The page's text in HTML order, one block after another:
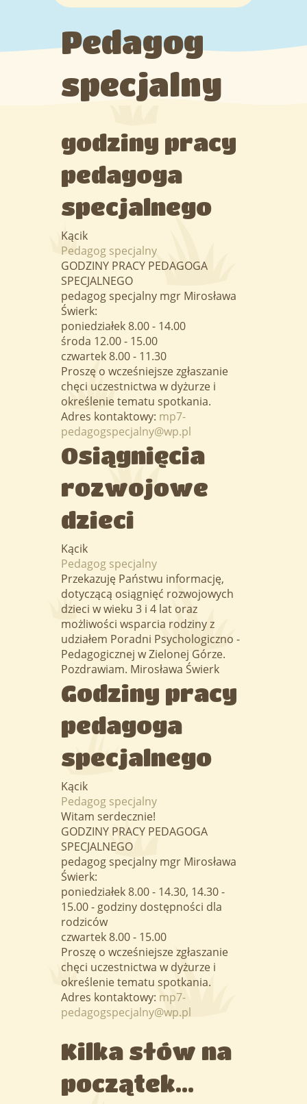
Adaptacja
Kąciki
Grupy
Galeria
Pedagog
specjalny
godziny pracy
pedagoga
specjalnego
Kącik
Pedagog specjalny
GODZINY PRACY PEDAGOGA
SPECJALNEGO
pedagog specjalny mgr Mirosława
Świerk:
poniedziałek 8.00 - 14.00
środa 12.00 - 15.00
czwartek 8.00 - 11.30
Proszę o wcześniejsze zgłaszanie
chęci uczestnictwa w dyżurze i
określenie tematu spotkania.
Adres kontaktowy: mp7-
pedagogspecjalny@wp.pl
Osiągnięcia
rozwojowe
dzieci
Kącik
Pedagog specjalny
Przekazuję Państwu informację,
dotyczącą osiągnięć rozwojowych
dzieci w wieku 3 i 4 lat oraz
możliwości wsparcia rodziny z
udziałem Poradni Psychologiczno -
Pedagogicznej w Zielonej Górze.
Pozdrawiam. Mirosława Świerk
Godziny pracy
pedagoga
specjalnego
Kącik
Pedagog specjalny
Witam serdecznie!
GODZINY PRACY PEDAGOGA
SPECJALNEGO
pedagog specjalny mgr Mirosława
Świerk:
poniedziałek 8.00 - 14.30, 14.30 -
15.00 - godziny dostępności dla
rodziców
czwartek 8.00 - 15.00
Proszę o wcześniejsze zgłaszanie
chęci uczestnictwa w dyżurze i
określenie tematu spotkania.
Adres kontaktowy: mp7-
pedagogspecjalny@wp.pl
Kilka słów na
początek...